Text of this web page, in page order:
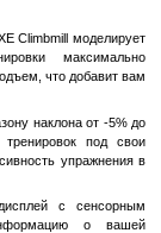
для Высокой
и